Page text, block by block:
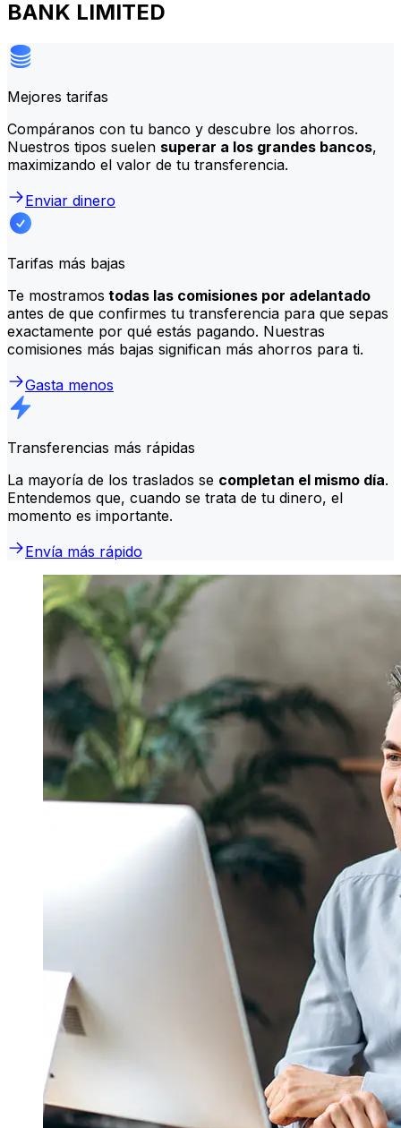
BANK LIMITED
Mejores tarifas
Compáranos con tu banco y descubre los ahorros.
Nuestros tipos suelen superar a los grandes bancos,
maximizando el valor de tu transferencia.
Enviar dinero
Tarifas más bajas
Te mostramos todas las comisiones por adelantado
antes de que confirmes tu transferencia para que sepas
exactamente por qué estás pagando. Nuestras
comisiones más bajas significan más ahorros para ti.
Gasta menos
Transferencias más rápidas
La mayoría de los traslados se completan el mismo día.
Entendemos que, cuando se trata de tu dinero, el
momento es importante.
Envía más rápido